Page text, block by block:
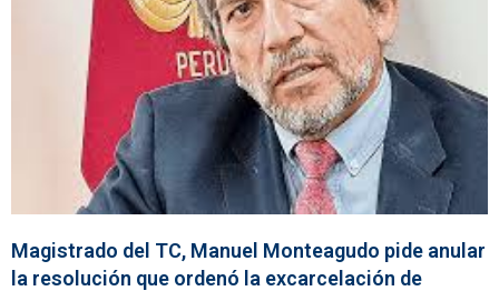
Magistrado del TC, Manuel Monteagudo pide anular
la resolución que ordenó la excarcelación de